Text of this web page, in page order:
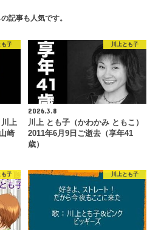
記事も人気です。
も子
上
崎
川上とも子
2026.3.8
川上 とも子（かわかみ ともこ）
2011年6月9日ご逝去（享年41
歳）
も子 川上とも子